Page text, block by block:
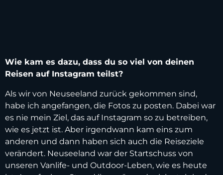
Wie kam es dazu, dass du so viel von deinen
Reisen auf Instagram teilst?
Als wir von Neuseeland zurück gekommen sind,
habe ich angefangen, die Fotos zu posten. Dabei war
es nie mein Ziel, das auf Instagram so zu betreiben,
wie es jetzt ist. Aber irgendwann kam eins zum
anderen und dann haben sich auch die Reiseziele
verändert. Neuseeland war der Startschuss von
unseren Vanlife- und Outdoor-Leben, wie es heute